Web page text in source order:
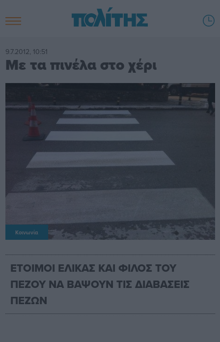
9.7.2012, 10:51
Με τα πινέλα στο χέρι
Κοινωνία
ΕΤΟΙΜΟΙ ΕΛΙΚΑΣ ΚΑΙ ΦΙΛΟΣ ΤΟΥ
ΠΕΖΟΥ ΝΑ ΒΑΨΟΥΝ ΤΙΣ ΔΙΑΒΑΣΕΙΣ
ΠΕΖΩΝ